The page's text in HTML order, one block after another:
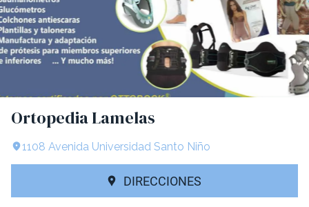
Ortopedia Lamelas
1108 Avenida Universidad Santo Niño
DIRECCIONES